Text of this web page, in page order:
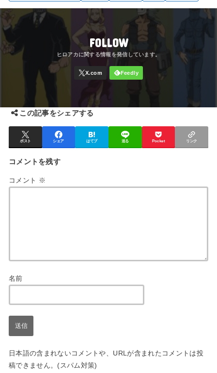
FOLLOW
この記事をシェアする
ポスト シェア はてブ 送る Pocket リンク
コメントを残す
コメント ※
名前
日本語の含まれないコメントや、URLが含まれたコメントは投
稿できません。(スパム対策)